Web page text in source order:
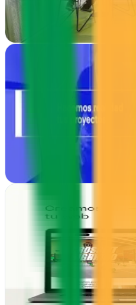
estrategias que generan resultados
Ver ficha
Logroño, La Rioja
Logroño cuenta con Proyecto
digital: diseño gráfico, sitios web y
adaptadas a tu negocio
Ver ficha
RIOJA CREATIVA
Logroño, La Rioja
Desde Logroño diseñamos webs
conectan tu marca con clientes
resultados medibles